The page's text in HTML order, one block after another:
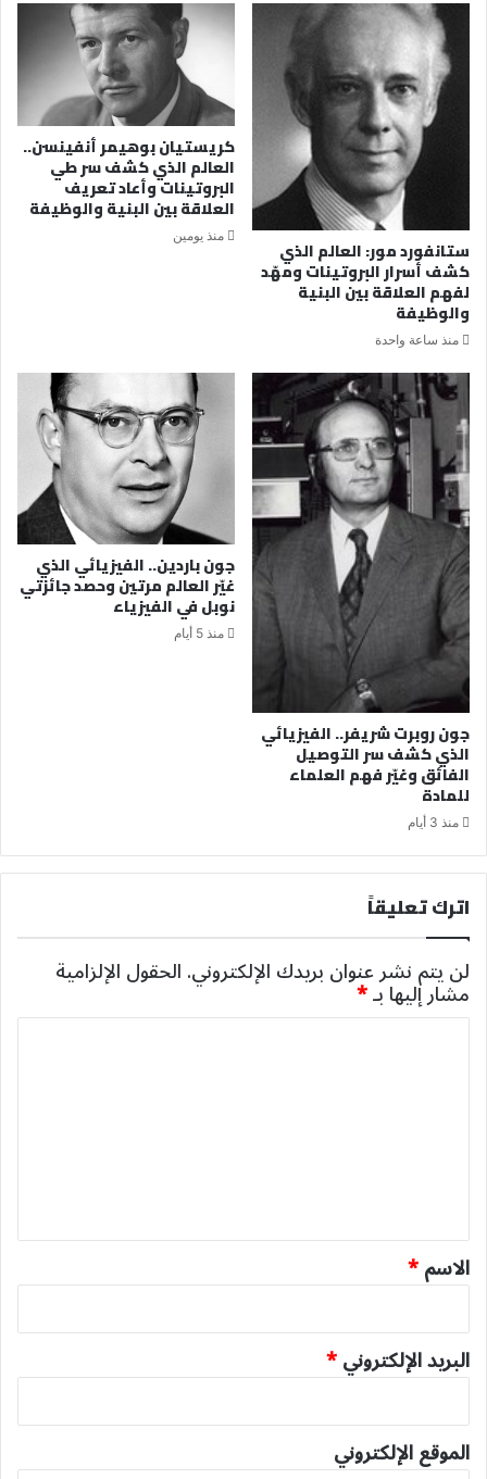
ستانفورد مور: العالم الذي
كشف أسرار البروتينات ومهّد
لفهم العلاقة بين البنية
والوظيفة
منذ ساعة واحدة
كريستيان بوهيمر أنفينسن..
العالم الذي كشف سر طي
البروتينات وأعاد تعريف
العلاقة بين البنية والوظيفة
منذ يومين
جون روبرت شريفر.. الفيزيائي
الذي كشف سر التوصيل
الفائق وغيّر فهم العلماء
للمادة
منذ 3 أيام
جون باردين.. الفيزيائي الذي
غيّر العالم مرتين وحصد جائزتي
نوبل في الفيزياء
منذ 5 أيام
اترك تعليقاً
لن يتم نشر عنوان بريدك الإلكتروني.الحقول الإلزامية
مشار إليها بـ*
ق
*
الاسم*
البريد الإلكتروني*
الموقع الإلكتروني